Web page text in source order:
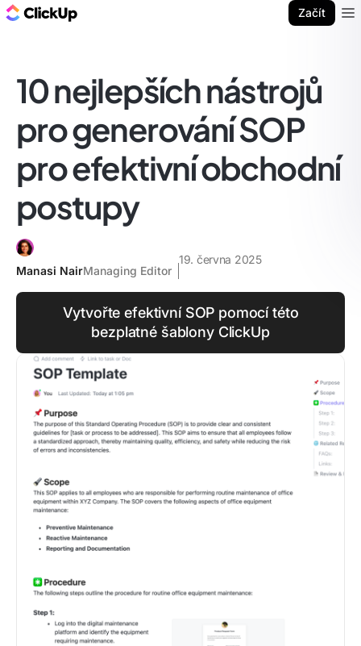
Začít
10 nejlepších nástrojů
pro generování SOP
pro efektivní obchodní
postupy
Manasi NairManaging Editor
19. června 2025
Vytvořte efektivní SOP pomocí této
bezplatné šablony ClickUp